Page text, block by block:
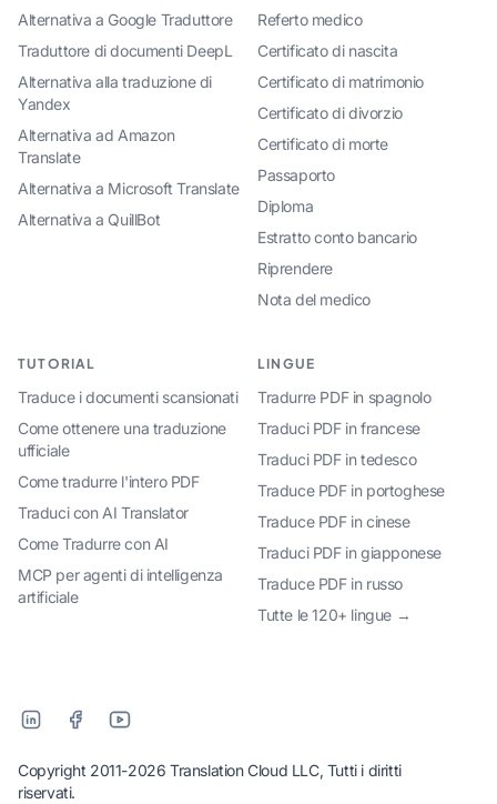
Alternativa a Google Traduttore
Traduttore di documenti DeepL
Alternativa alla traduzione di
Yandex
Alternativa ad Amazon
Translate
Alternativa a Microsoft Translate
Alternativa a QuillBot
Referto medico
Certificato di nascita
Certificato di matrimonio
Certificato di divorzio
Certificato di morte
Passaporto
Diploma
Estratto conto bancario
Riprendere
Nota del medico
TUTORIAL
Traduce i documenti scansionati
Come ottenere una traduzione
ufficiale
Come tradurre l'intero PDF
Traduci con AI Translator
Come Tradurre con AI
MCP per agenti di intelligenza
artificiale
LINGUE
Tradurre PDF in spagnolo
Traduci PDF in francese
Traduci PDF in tedesco
Traduce PDF in portoghese
Traduce PDF in cinese
Traduci PDF in giapponese
Traduce PDF in russo
Tutte le 120+ lingue →
Copyright 2011-2026 Translation Cloud LLC, Tutti i diritti
riservati.